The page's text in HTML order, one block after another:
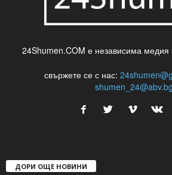
24Shumen.COM е независима
свържете се с нас:
shumen_24@abv.bg
ДОРИ ОЩЕ НОВИНИ